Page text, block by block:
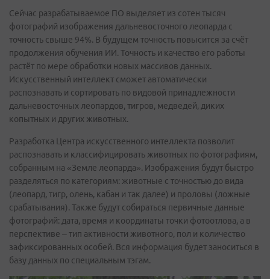
Сейчас разрабатываемое ПО выделяет из сотен тысяч
фотографий изображения дальневосточного леопарда с
точность свыше 94%. В будущем точность повысится за счёт
продолжения обучения ИИ. Точность и качество его работы
растёт по мере обработки новых массивов данных.
Искусственный интеллект сможет автоматически
распознавать и сортировать по видовой принадлежности
дальневосточных леопардов, тигров, медведей, диких
копытных и других животных.
Разработка Центра искусственного интеллекта позволит
распознавать и классифицировать животных по фотографиям,
собранным на «Земле леопарда». Изображения будут быстро
разделяться по категориям: животные с точностью до вида
(леопард, тигр, олень, кабан и так далее) и проловы (ложные
срабатывания). Также будут собираться первичные данные
фотографий: дата, время и координаты точки фотоотлова, а в
перспективе – тип активности животного, пол и количество
зафиксированных особей. Вся информация будет заноситься в
базу данных по специальным тэгам.